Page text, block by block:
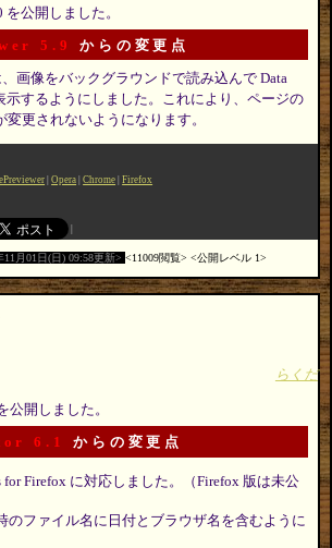
を公開しました。
5.9 からの変更点
画像をバックグラウンドで読み込んで Data
示するようにしました。これにより、ページの
更されないようになります。
Opera Chrome Firefox
11月01日(日) 09:58更新 11009閲覧 公開レベル 1
らくだ
公開しました。
6.1 からの変更点
for Firefox に対応しました。（Firefox 版は未公
のファイル名に日付とブラウザ名を含むように